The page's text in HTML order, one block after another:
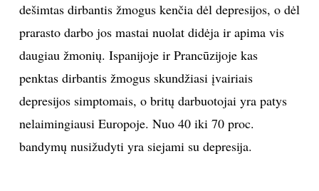
dešimtas dirbantis žmogus kenčia dėl depresijos, o dėl
prarasto darbo jos mastai nuolat didėja ir apima vis
daugiau žmonių. Ispanijoje ir Prancūzijoje kas
penktas dirbantis žmogus skundžiasi įvairiais
depresijos simptomais, o britų darbuotojai yra patys
nelaimingiausi Europoje. Nuo 40 iki 70 proc.
bandymų nusižudyti yra siejami su depresija.